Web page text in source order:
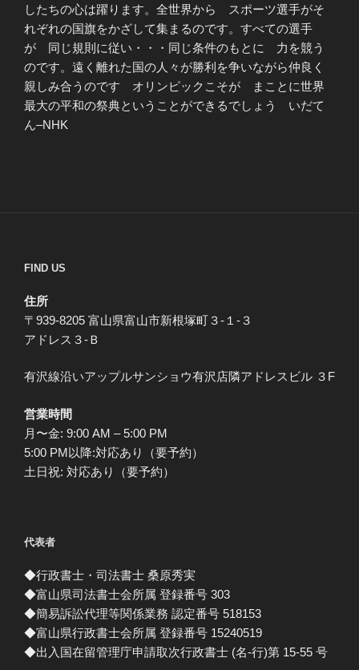
したちの心は躍ります。全世界から スポーツ選手がそ
れぞれの国旗をかざして集まるのです。すべての選手
が 同じ規則に従い・・・同じ条件のもとに 力を競う
のです。遠く離れた国の人々が勝利を争いながら仲良く
親しみ合うのです オリンピックこそが まことに世界
最大の平和の祭典ということができるでしょう いだて
ん–NHK
FIND US
住所
〒939-8205 富山県富山市新根塚町３-１-３
アドレス３-Ｂ
有沢線沿いアップルサンショウ有沢店隣アドレスビル ３F
営業時間
月〜金: 9:00 AM – 5:00 PM
5:00 PM以降:対応あり（要予約）
土日祝: 対応あり（要予約）
代表者
◆行政書士・司法書士 桑原秀実
◆富山県司法書士会所属 登録番号 303
◆簡易訴訟代理等関係業務 認定番号 518153
◆富山県行政書士会所属 登録番号 15240519
◆出入国在留管理庁申請取次行政書士 (名-行)第 15-55 号